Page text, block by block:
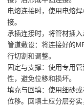
电熔连接时，使用电熔
接。
承插连接时，将管材插
管道敷设：将连接好的
行切割和调整。
固定与支撑：使用专用
性，避免位移和损坏。
填充与回填：使用细砂
位移。回填土应分层夯实